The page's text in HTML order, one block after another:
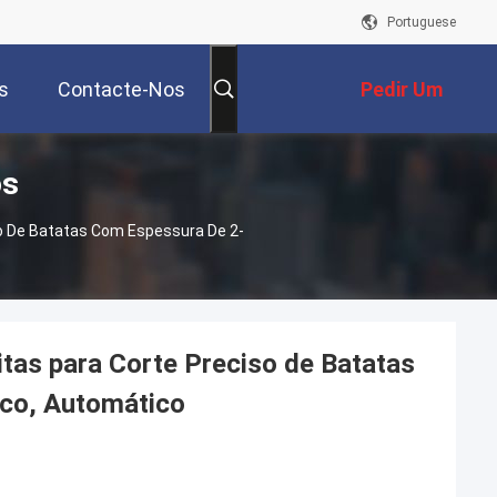
Portuguese
Contacte-Nos Pedir Um
Orçamento
Batatas Com Espessura De 2-
para Corte Preciso de Batatas
Automático